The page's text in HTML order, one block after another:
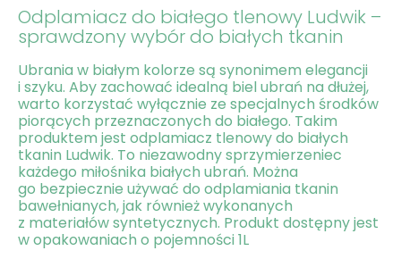
Odplamiacz do białego tlenowy Ludwik –
sprawdzony wybór do białych tkanin
Ubrania w białym kolorze są synonimem elegancji
i szyku. Aby zachować idealną biel ubrań na dłużej,
warto korzystać wyłącznie ze specjalnych środków
piorących przeznaczonych do białego. Takim
produktem jest odplamiacz tlenowy do białych
tkanin Ludwik. To niezawodny sprzymierzeniec
każdego miłośnika białych ubrań. Można
go bezpiecznie używać do odplamiania tkanin
bawełnianych, jak również wykonanych
z materiałów syntetycznych. Produkt dostępny jest
w opakowaniach o pojemności 1L